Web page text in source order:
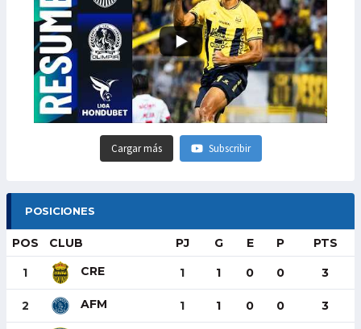
Cargar más Subscribir
POSICIONES
POS CLUB PJ G E P PTS
1 CRE 1 1 0 0 3
2 AFM 1 1 0 0 3